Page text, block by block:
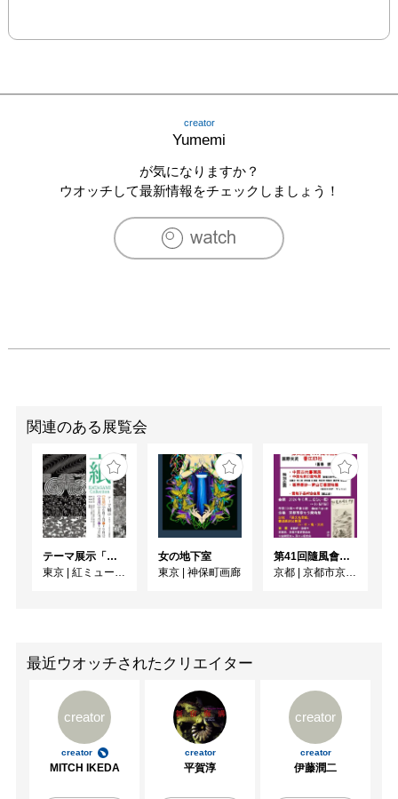
creator
Yumemi
が気になりますか？
ウオッチして最新情報をチェックしましょう！
関連のある展覧会
テーマ展示「型紙 KATAGAMI Collection」
東京 | 紅ミュージアム
女の地下室
東京 | 神保町画廊
第41回隨風會書法篆刻展
京都 | 京都市京セラ美術館
最近ウオッチされたクリエイター
creator
creator
MITCH IKEDA
creator
平賀淳
creator
creator
伊藤潤二